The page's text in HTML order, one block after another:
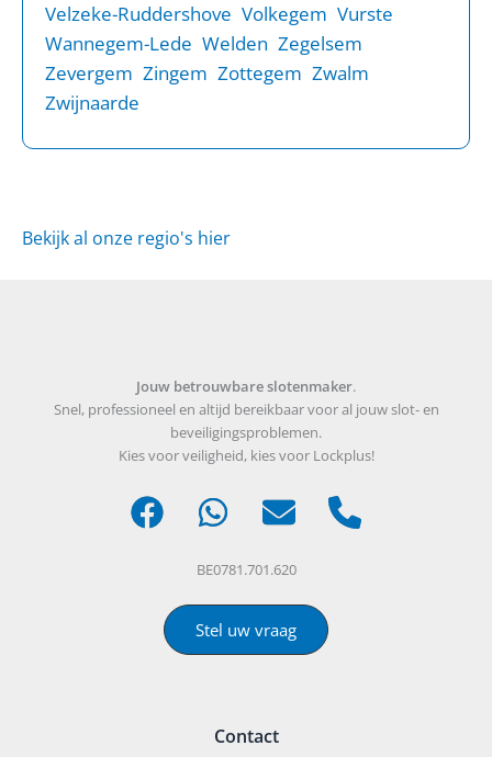
Velzeke-Ruddershove Volkegem Vurste
Wannegem-Lede Welden Zegelsem
Zevergem Zingem Zottegem Zwalm
Zwijnaarde
Bekijk al onze regio's hier
Jouw betrouwbare slotenmaker.
Snel, professioneel en altijd bereikbaar voor al jouw slot- en
beveiligingsproblemen.
Kies voor veiligheid, kies voor Lockplus!
BE0781.701.620
Stel uw vraag
Contact